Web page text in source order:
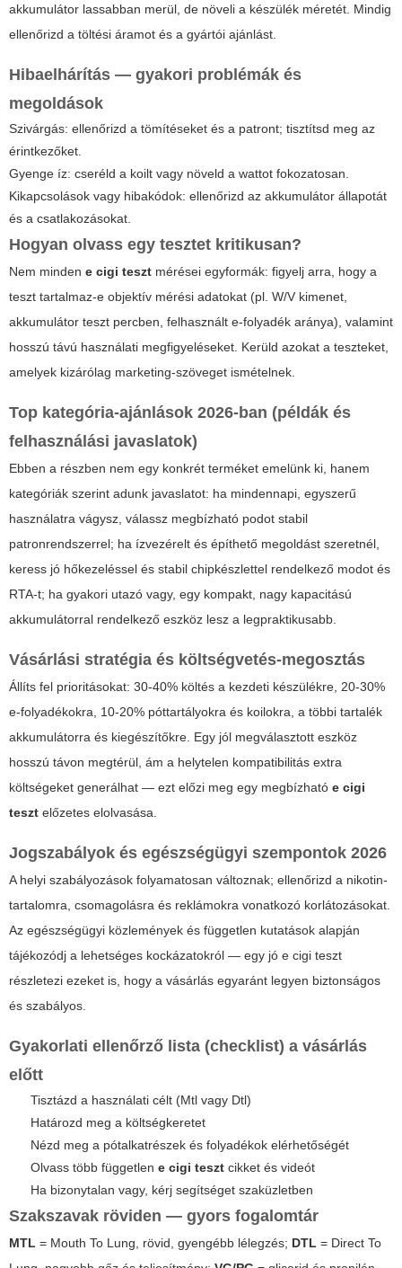
akkumulátor lassabban merül, de növeli a készülék méretét. Mindig
ellenőrizd a töltési áramot és a gyártói ajánlást.
Hibaelhárítás — gyakori problémák és
megoldások
Szivárgás: ellenőrizd a tömítéseket és a patront; tisztítsd meg az
érintkezőket.
Gyenge íz: cseréld a koilt vagy növeld a wattot fokozatosan.
Kikapcsolások vagy hibakódok: ellenőrizd az akkumulátor állapotát
és a csatlakozásokat.
Hogyan olvass egy tesztet kritikusan?
Nem minden e cigi teszt mérései egyformák: figyelj arra, hogy a
teszt tartalmaz-e objektív mérési adatokat (pl. W/V kimenet,
akkumulátor teszt percben, felhasznált e-folyadék aránya), valamint
hosszú távú használati megfigyeléseket. Kerüld azokat a teszteket,
amelyek kizárólag marketing-szöveget ismételnek.
Top kategória-ajánlások 2026-ban (példák és
felhasználási javaslatok)
Ebben a részben nem egy konkrét terméket emelünk ki, hanem
kategóriák szerint adunk javaslatot: ha mindennapi, egyszerű
használatra vágysz, válassz megbízható podot stabil
patronrendszerrel; ha ízvezérelt és építhető megoldást szeretnél,
keress jó hőkezeléssel és stabil chipkészlettel rendelkező modot és
RTA-t; ha gyakori utazó vagy, egy kompakt, nagy kapacitású
akkumulátorral rendelkező eszköz lesz a legpraktikusabb.
Vásárlási stratégia és költségvetés-megosztás
Állíts fel prioritásokat: 30-40% költés a kezdeti készülékre, 20-30%
e-folyadékokra, 10-20% póttartályokra és koilokra, a többi tartalék
akkumulátorra és kiegészítőkre. Egy jól megválasztott eszköz
hosszú távon megtérül, ám a helytelen kompatibilitás extra
költségeket generálhat — ezt előzi meg egy megbízható e cigi
teszt előzetes elolvasása.
Jogszabályok és egészségügyi szempontok 2026
A helyi szabályozások folyamatosan változnak; ellenőrizd a nikotin-
tartalomra, csomagolásra és reklámokra vonatkozó korlátozásokat.
Az egészségügyi közlemények és független kutatások alapján
tájékozódj a lehetséges kockázatokról — egy jó e cigi teszt
részletezi ezeket is, hogy a vásárlás egyaránt legyen biztonságos
és szabályos.
Gyakorlati ellenőrző lista (checklist) a vásárlás
előtt
Tisztázd a használati célt (Mtl vagy Dtl)
Határozd meg a költségkeretet
Nézd meg a pótalkatrészek és folyadékok elérhetőségét
Olvass több független e cigi teszt cikket és videót
Ha bizonytalan vagy, kérj segítséget szaküzletben
Szakszavak röviden — gyors fogalomtár
MTL = Mouth To Lung, rövid, gyengébb lélegzés; DTL = Direct To